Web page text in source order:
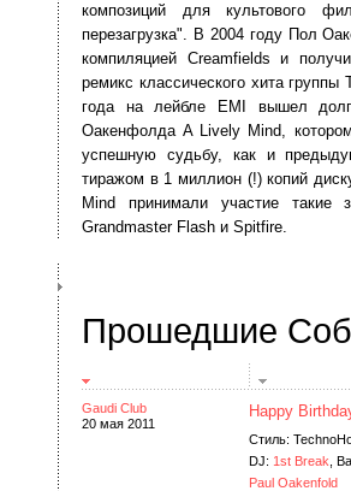
композиций для культового
перезагрузка". В 2004 году Пол
компиляцией Creamfields и
ремикс классического хита
года на лейбле EMI вышел
Оакенфолда A Lively Mind,
успешную судьбу, как и
тиражом в 1 миллион (!) копий
Mind принимали участие такие
Grandmaster Flash и Spitfire.
Прошедшие
Gaudi Club
20 мая 2011
Happy
Стиль:
DJ: 1st Break ,
Paul Oakenfold